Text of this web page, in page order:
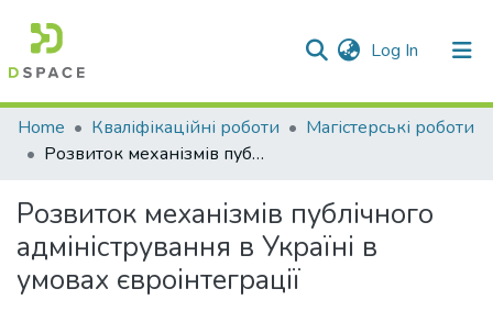
Log In (current)
Communities & Collections
Statistics
Home Кваліфікаційні роботи
Магістерські роботи
Розвиток механізмів публічного адміністрування в Україні в умовах євроінтеграції
Розвиток механізмів публічного
адміністрування в Україні в
умовах євроінтеграції